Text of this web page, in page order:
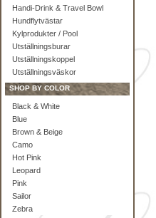
Handi-Drink & Travel Bowl
Hundflytvästar
Kylprodukter / Pool
Utställningsburar
Utställningskoppel
Utställningsväskor
SHOP BY COLOR
Black & White
Blue
Brown & Beige
Camo
Hot Pink
Leopard
Pink
Sailor
Zebra